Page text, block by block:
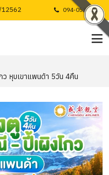
094-053-1725
ว หุบเขาแพนด้า 5วัน 4คืน